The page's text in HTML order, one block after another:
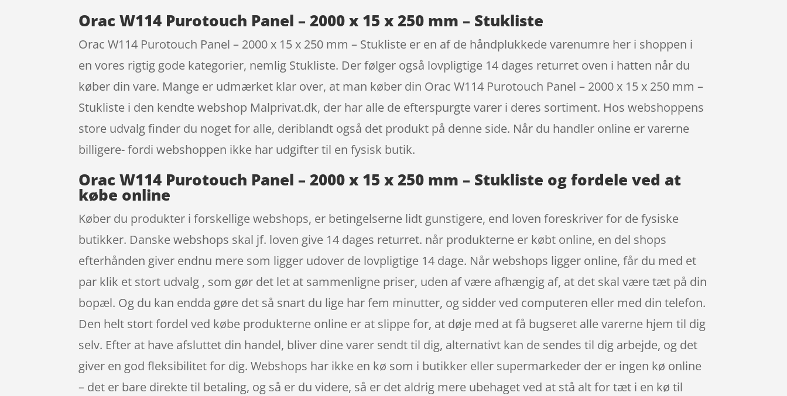
Orac W114 Purotouch Panel – 2000 x 15 x 250 mm – Stukliste
Orac W114 Purotouch Panel – 2000 x 15 x 250 mm – Stukliste er en af de håndplukkede varenumre her i shoppen i
en vores rigtig gode kategorier, nemlig Stukliste. Der følger også lovpligtige 14 dages returret oven i hatten når du
køber din vare. Mange er udmærket klar over, at man køber din Orac W114 Purotouch Panel – 2000 x 15 x 250 mm –
Stukliste i den kendte webshop Malprivat.dk, der har alle de efterspurgte varer i deres sortiment. Hos webshoppens
store udvalg finder du noget for alle, deriblandt også det produkt på denne side. Når du handler online er varerne
billigere- fordi webshoppen ikke har udgifter til en fysisk butik.
Orac W114 Purotouch Panel – 2000 x 15 x 250 mm – Stukliste og fordele ved at
købe online
Køber du produkter i forskellige webshops, er betingelserne lidt gunstigere, end loven foreskriver for de fysiske
butikker. Danske webshops skal jf. loven give 14 dages returret. når produkterne er købt online, en del shops
efterhånden giver endnu mere som ligger udover de lovpligtige 14 dage. Når webshops ligger online, får du med et
par klik et stort udvalg , som gør det let at sammenligne priser, uden af være afhængig af, at det skal være tæt på din
bopæl. Og du kan endda gøre det så snart du lige har fem minutter, og sidder ved computeren eller med din telefon.
Den helt stort fordel ved købe produkterne online er at slippe for, at døje med at få bugseret alle varerne hjem til dig
selv. Efter at have afsluttet din handel, bliver dine varer sendt til dig, alternativt kan de sendes til dig arbejde, og det
giver en god fleksibilitet for dig. Webshops har ikke en kø som i butikker eller supermarkeder der er ingen kø online
– det er bare direkte til betaling, og så er du videre, så er det aldrig mere ubehaget ved at stå alt for tæt i en kø til